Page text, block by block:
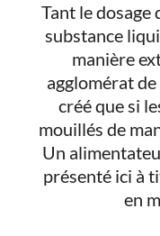
Tant le dosage
substance
manière
agglomérat
créé que si
mouillés de
Un
présenté ici à
en